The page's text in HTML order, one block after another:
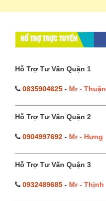
HỔ TRỢ TRỰC TUYẾN
Hỗ Trợ Tư Vấn Quận 1
0835904625 - Mr - Thuận
Hỗ Trợ Tư Vấn Quận 2
0904997692 - Mr - Hưng
Hỗ Trợ Tư Vấn Quận 3
0932489685 - Mr - Thịnh